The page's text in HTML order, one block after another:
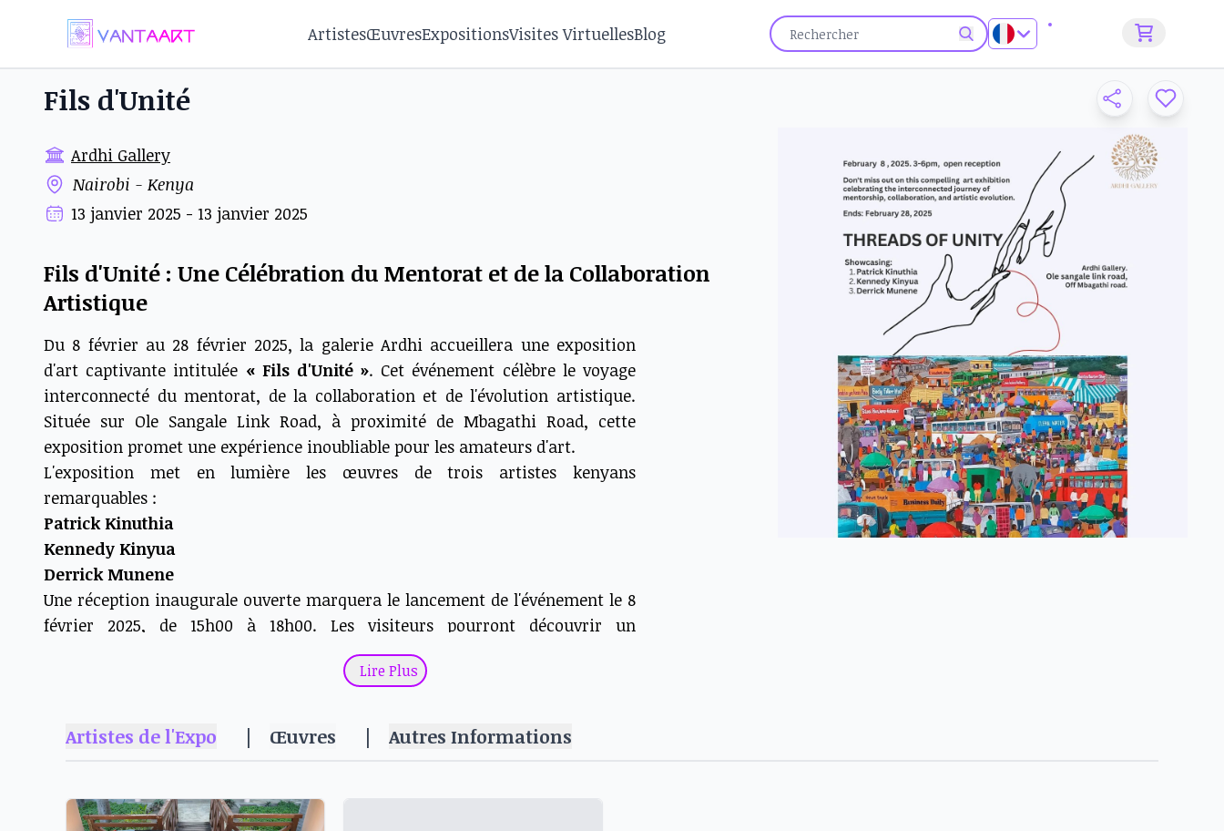
ArtistesŒuvresExpositionsVisites VirtuellesBlog
Fils d'Unité
Ardhi Gallery
Nairobi - Kenya
13 janvier 2025 - 13 janvier 2025
Fils d'Unité : Une Célébration du Mentorat et de la Collaboration
Artistique
Du 8 février au 28 février 2025, la galerie Ardhi accueillera une exposition
d'art captivante intitulée « Fils d'Unité ». Cet événement célèbre le voyage
interconnecté du mentorat, de la collaboration et de l'évolution artistique.
Située sur Ole Sangale Link Road, à proximité de Mbagathi Road, cette
exposition promet une expérience inoubliable pour les amateurs d'art.
L'exposition met en lumière les œuvres de trois artistes kenyans
remarquables :
Patrick Kinuthia
Kennedy Kinyua
Derrick Munene
Une réception inaugurale ouverte marquera le lancement de l'événement le 8
février 2025, de 15h00 à 18h00. Les visiteurs pourront découvrir un
déploiement vibrant de créativité qui reflète l'essence de l'unité et de la
des liens qui unissent artistes et communautés. Que vous soyez amateur
d'art, collectionneur ou simplement curieux, cet événement offre une
Réservez la date et rejoignez-nous à la galerie Ardhi pour un voyage
Lire Plus
Artistes de l'Expo | Œuvres | Autres Informations